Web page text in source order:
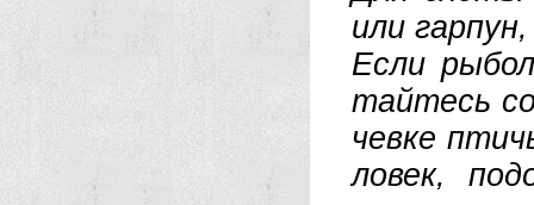
или
Ес­ли
тай­тесь
чев­ке
ло­век,